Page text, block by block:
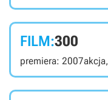
FILM:300
premiera: 2007